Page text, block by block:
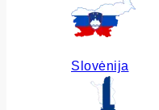
Slovėnija